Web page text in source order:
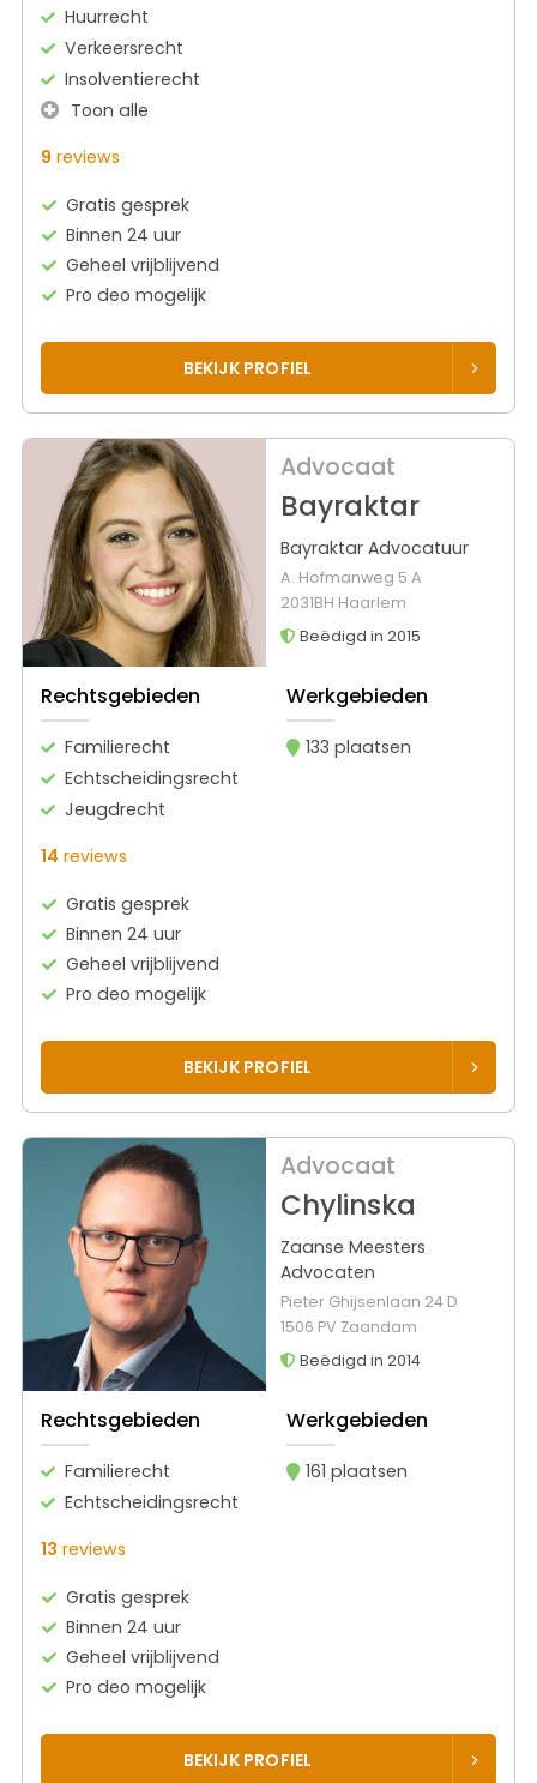
Huurrecht
Verkeersrecht
Insolventierecht
Toon alle
9 reviews
Gratis gesprek
Binnen 24 uur
Geheel vrijblijvend
Pro deo mogelijk
BEKIJK PROFIEL
Advocaat
Bayraktar
Bayraktar Advocatuur
A. Hofmanweg 5 A
2031BH Haarlem
Beëdigd in 2015
Rechtsgebieden
Familierecht
Echtscheidingsrecht
Jeugdrecht
Werkgebieden
133 plaatsen
14 reviews
Gratis gesprek
Binnen 24 uur
Geheel vrijblijvend
Pro deo mogelijk
BEKIJK PROFIEL
Advocaat
Chylinska
Zaanse Meesters
Advocaten
Pieter Ghijsenlaan 24 D
1506 PV Zaandam
Beëdigd in 2014
Rechtsgebieden
Familierecht
Echtscheidingsrecht
Werkgebieden
161 plaatsen
13 reviews
Gratis gesprek
Binnen 24 uur
Geheel vrijblijvend
Pro deo mogelijk
BEKIJK PROFIEL